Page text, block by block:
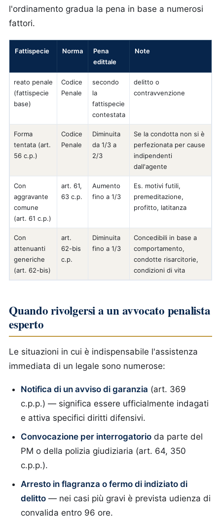
l'ordinamento gradua la pena in base a numerosi
fattori.
Fattispecie Norma
Pena
edittale
Note
reato penale
(fattispecie
base)
Codice
Penale
secondo
la
fattispecie
contestata
delitto o
contravvenzione
Forma
tentata (art.
56 c.p.)
Codice
Penale
Diminuita
da 1/3 a
2/3
Se la condotta non si è
perfezionata per cause
indipendenti
dall'agente
Con
aggravante
comune
(art. 61 c.p.)
art. 61,
63 c.p.
Aumento
fino a 1/3
Es. motivi futili,
premeditazione,
profitto, latitanza
Con
attenuanti
generiche
(art. 62-bis)
art.
62-bis
c.p.
Diminuita
fino a 1/3
Concedibili in base a
comportamento,
condotte risarcitorie,
condizioni di vita
Quando rivolgersi a un avvocato penalista
esperto
Le situazioni in cui è indispensabile l'assistenza
immediata di un legale sono numerose:
Notifica di un avviso di garanzia (art. 369
c.p.p.) — significa essere ufficialmente indagati
e attiva specifici diritti difensivi.
Convocazione per interrogatorio da parte del
PM o della polizia giudiziaria (art. 64, 350
c.p.p.).
Arresto in flagranza o fermo di indiziato di
delitto — nei casi più gravi è prevista udienza di
convalida entro 96 ore.